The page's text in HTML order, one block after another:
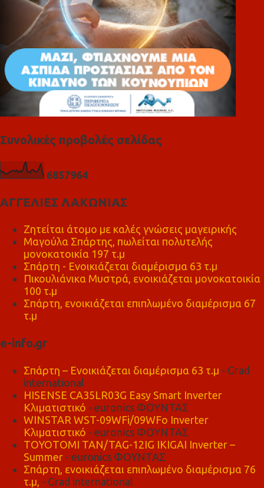
Συνολικές προβολές σελίδας
6857964
ΑΓΓΕΛΙΕΣ ΛΑΚΩΝΙΑΣ
Ζητείται άτομο με καλές γνώσεις μαγειρικής
Μαγούλα Σπάρτης, πωλείται πολυτελής
μονοκατοικία 197 τ.μ
Σπάρτη - Ενοικιάζεται διαμέρισμα 63 τ.μ
Πικουλιάνικα Μυστρά, ενοικιάζεται μονοκατοικία
100 τ.μ
Σπάρτη, ενοικιάζεται επιπλωμένο διαμέρισμα 67
τ.μ
e-info.gr
Σπάρτη – Ενοικιάζεται διαμέρισμα 63 τ.μ - Grad
international
HISENSE CA35LR03G Easy Smart Inverter
Κλιματιστικό - euronics ΦΟΥΝΤΑΣ
WINSTAR WST-09WFi/09WFo Inverter
Κλιματιστικό - euronics ΦΟΥΝΤΑΣ
TOYOTOMI TAN/TAG-12IG IKIGAI Inverter –
Summer - euronics ΦΟΥΝΤΑΣ
Σπάρτη, ενοικιάζεται επιπλωμένο διαμέρισμα 76
τ.μ, - Grad international